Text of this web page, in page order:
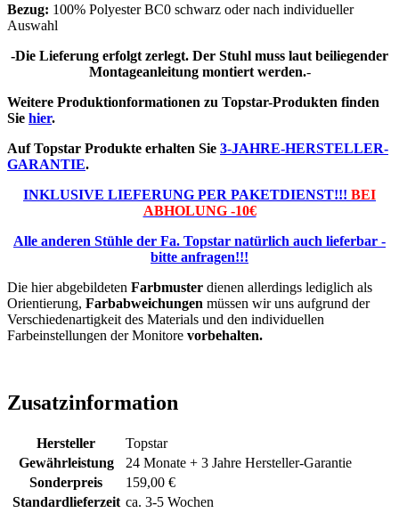
Bezug: 100% Polyester BC0 schwarz oder nach individueller
Auswahl
-Die Lieferung erfolgt zerlegt. Der Stuhl muss laut beiliegender
Montageanleitung montiert werden.-
Weitere Produktionformationen zu Topstar-Produkten finden
Sie hier.
Auf Topstar Produkte erhalten Sie 3-JAHRE-HERSTELLER-
GARANTIE.
INKLUSIVE LIEFERUNG PER PAKETDIENST!!! BEI
ABHOLUNG -10€
Alle anderen Stühle der Fa. Topstar natürlich auch lieferbar -
bitte anfragen!!!
Die hier abgebildeten Farbmuster dienen allerdings lediglich als
Orientierung, Farbabweichungen müssen wir uns aufgrund der
Verschiedenartigkeit des Materials und den individuellen
Farbeinstellungen der Monitore vorbehalten.
Zusatzinformation
Hersteller
Topstar
Gewährleistung
24 Monate + 3 Jahre Hersteller-Garantie
Sonderpreis
159,00 €
Standardlieferzeit ca. 3-5 Wochen